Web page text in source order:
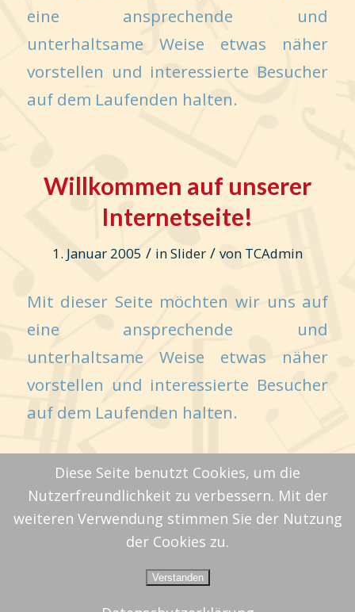
eine ansprechende und
unterhaltsame Weise etwas näher
vorstellen und interessierte Besucher
auf dem Laufenden halten.
Willkommen auf unserer
Internetseite!
1. Januar 2005 / inSlider / von TCAdmin
Mit dieser Seite möchten wir uns auf
eine ansprechende und
unterhaltsame Weise etwas näher
vorstellen und interessierte Besucher
auf dem Laufenden halten.
Seite 7 von 7
TC Derendorf e.V.- Enfold Theme by Kriesi
Diese Seite benutzt Cookies, um die
Nutzerfreundlichkeit zu verbessern. Mit der
weiteren Verwendung stimmen Sie der Nutzung
der Cookies zu.
Verstanden